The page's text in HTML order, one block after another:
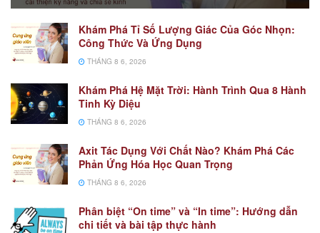
Khám Phá Tỉ Số Lượng Giác Của Góc Nhọn:
Công Thức Và Ứng Dụng
THÁNG 8 6, 2026
Khám Phá Hệ Mặt Trời: Hành Trình Qua 8 Hành
Tinh Kỳ Diệu
THÁNG 8 6, 2026
Axit Tác Dụng Với Chất Nào? Khám Phá Các
Phản Ứng Hóa Học Quan Trọng
THÁNG 8 6, 2026
Phân biệt “On time” và “In time”: Hướng dẫn
chi tiết và bài tập thực hành